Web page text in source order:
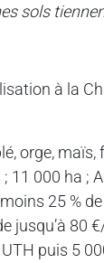
sols
à la
orge, maïs,
000 ha ;
25 %
jusqu’à 80
puis 5